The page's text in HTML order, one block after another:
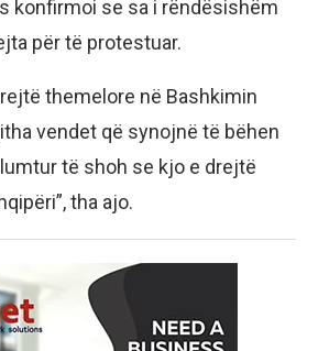
konfirmoi se sa i rëndësishëm
për të protestuar.
themelore në Bashkimin
vendet që synojnë të bëhen
të shoh se kjo e drejtë
tha ajo.